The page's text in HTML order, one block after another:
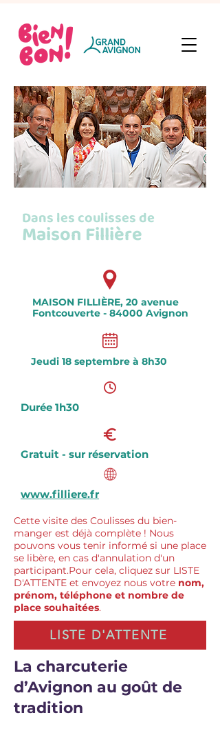
Dans les coulisses de
Maison Fillière
MAISON FILLIÈRE, 20 avenue
Fontcouverte - 84000 Avignon
Jeudi 18 septembre à 8h30
Durée 1h30
Gratuit - sur réservation
www.filliere.fr
Cette visite des Coulisses du bien-
manger est déjà complète ! Nous
pouvons vous tenir informé si une place
se libère, en cas d'annulation d'un
participant.Pour cela, cliquez sur LISTE
D'ATTENTE et envoyez nous votre nom,
prénom, téléphone et nombre de
place souhaitées.
LISTE D'ATTENTE
La charcuterie
d’Avignon au goût de
tradition